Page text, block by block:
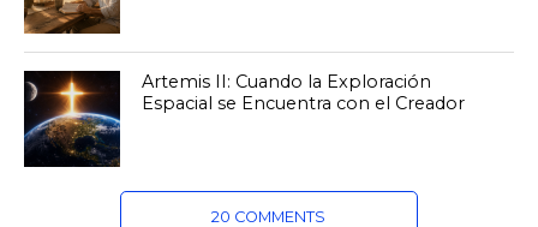
Artemis II: Cuando la Exploración
Espacial se Encuentra con el Creador
20 COMMENTS